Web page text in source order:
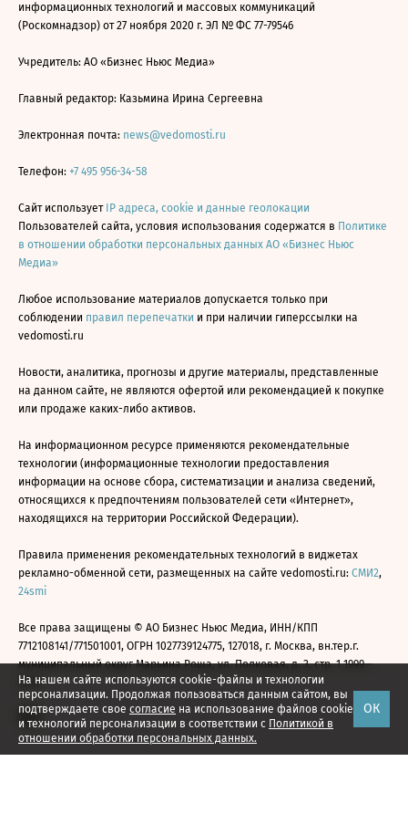
На нашем сайте используются cookie-файлы и технологии
персонализации. Продолжая пользоваться данным сайтом, вы
подтверждаете свое согласие на использование файлов cookie
и технологий персонализации в соответствии с Политикой в
отношении обработки персональных данных.
ОК
информационных технологий и массовых коммуникаций
(Роскомнадзор) от 27 ноября 2020 г. ЭЛ № ФС 77-79546
Учредитель: АО «Бизнес Ньюс Медиа»
Главный редактор: Казьмина Ирина Сергеевна
Электронная почта: news@vedomosti.ru
Телефон: +7 495 956-34-58
Сайт использует IP адреса, cookie и данные геолокации
Пользователей сайта, условия использования содержатся в Политике
в отношении обработки персональных данных АО «Бизнес Ньюс
Медиа»
Любое использование материалов допускается только при
соблюдении правил перепечатки и при наличии гиперссылки на
vedomosti.ru
Новости, аналитика, прогнозы и другие материалы, представленные
на данном сайте, не являются офертой или рекомендацией к покупке
или продаже каких-либо активов.
На информационном ресурсе применяются рекомендательные
технологии (информационные технологии предоставления
информации на основе сбора, систематизации и анализа сведений,
относящихся к предпочтениям пользователей сети «Интернет»,
находящихся на территории Российской Федерации).
Правила применения рекомендательных технологий в виджетах
рекламно-обменной сети, размещенных на сайте vedomosti.ru: СМИ2,
24smi
Все права защищены © АО Бизнес Ньюс Медиа, ИНН/КПП
7712108141/771501001, ОГРН 1027739124775, 127018, г. Москва, вн.тер.г.
муниципальный округ Марьина Роща, ул. Полковая, д. 3, стр. 1 1999—
2026